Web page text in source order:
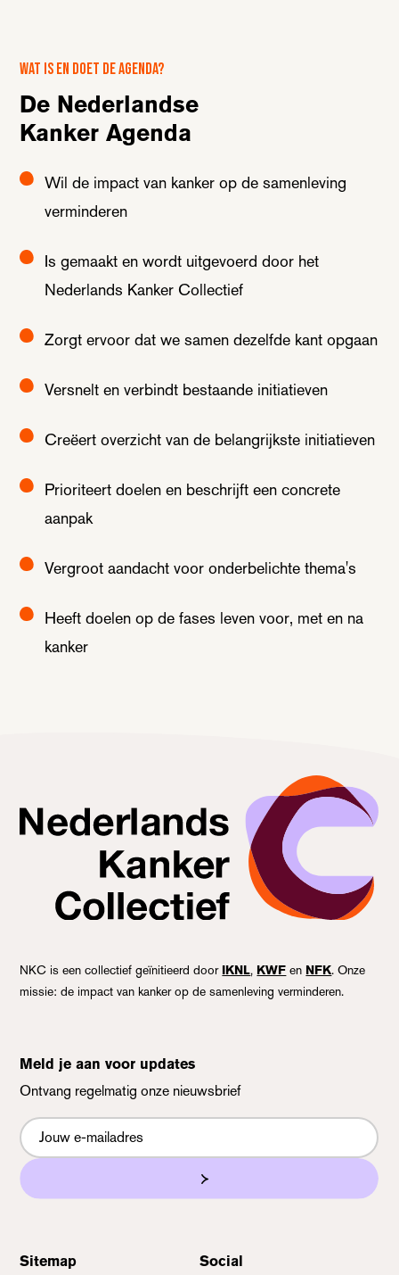
Wat is en doet de agenda?
De Nederlandse
Kanker Agenda
Wil de impact van kanker op de samenleving
verminderen
Is gemaakt en wordt uitgevoerd door het
Nederlands Kanker Collectief
Zorgt ervoor dat we samen dezelfde kant opgaan
Versnelt en verbindt bestaande initiatieven
Creëert overzicht van de belangrijkste initiatieven
Prioriteert doelen en beschrijft een concrete
aanpak
Vergroot aandacht voor onderbelichte thema's
Heeft doelen op de fases leven voor, met en na
kanker
Nederlands Kanker Collectief, terug naar de homepagina
NKC is een collectief geïnitieerd door IKNL, KWF en NFK. Onze
missie: de impact van kanker op de samenleving verminderen.
Sitemap Social
Meld je aan voor updates
Ontvang regelmatig onze nieuwsbrief
Nieuwsbrief